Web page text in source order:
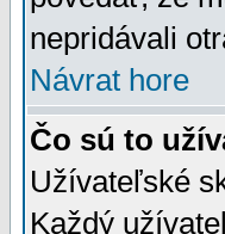
nepridávali
Návrat hore
Čo sú to
Užívateľské
Každý